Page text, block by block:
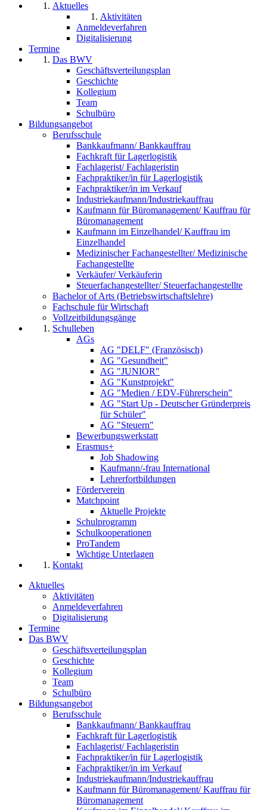
Aktuelles
Aktivitäten
Anmeldeverfahren
Digitalisierung
Termine
Das BWV
Geschäftsverteilungsplan
Geschichte
Kollegium
Team
Schulbüro
Bildungsangebot
Berufsschule
Bankkaufmann/ Bankkauffrau
Fachkraft für Lagerlogistik
Fachlagerist/ Fachlageristin
Fachpraktiker/in für Lagerlogistik
Fachpraktiker/in im Verkauf
Industriekaufmann/Industriekauffrau
Kaufmann für Büromanagement/ Kauffrau für
Büromanagement
Kaufmann im Einzelhandel/ Kauffrau im
Einzelhandel
Medizinischer Fachangestellter/ Medizinische
Fachangestellte
Verkäufer/ Verkäuferin
Steuerfachangestellter/ Steuerfachangestellte
Bachelor of Arts (Betriebswirtschaftslehre)
Fachschule für Wirtschaft
Vollzeitbildungsgänge
Schulleben
AGs
AG "DELF" (Französisch)
AG "Gesundheit"
AG "JUNIOR"
AG "Kunstprojekt"
AG "Medien / EDV-Führerschein"
AG "Start Up - Deutscher Gründerpreis
für Schüler"
AG "Steuern"
Bewerbungswerkstatt
Erasmus+
Job Shadowing
Kaufmann/-frau International
Lehrerfortbildungen
Förderverein
Matchpoint
Aktuelle Projekte
Schulprogramm
Schulkooperationen
ProTandem
Wichtige Unterlagen
Kontakt
Aktuelles
Aktivitäten
Anmeldeverfahren
Digitalisierung
Termine
Das BWV
Geschäftsverteilungsplan
Geschichte
Kollegium
Team
Schulbüro
Bildungsangebot
Berufsschule
Bankkaufmann/ Bankkauffrau
Fachkraft für Lagerlogistik
Fachlagerist/ Fachlageristin
Fachpraktiker/in für Lagerlogistik
Fachpraktiker/in im Verkauf
Industriekaufmann/Industriekauffrau
Kaufmann für Büromanagement/ Kauffrau für
Büromanagement